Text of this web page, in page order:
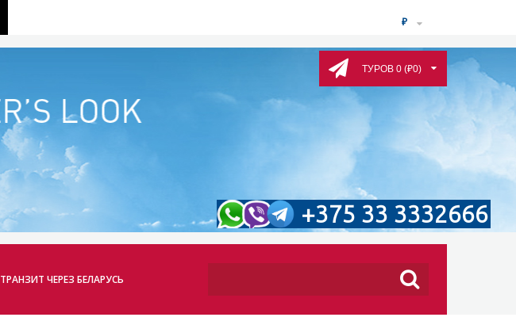
₽
ТУРОВ 0 (₽0)
+375 33 3332666
ТРАНЗИТ ЧЕРЕЗ БЕЛАРУСЬ